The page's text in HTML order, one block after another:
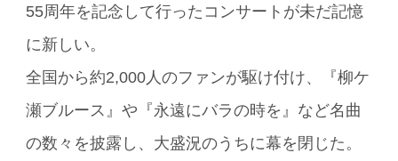
55周年を記念して行ったコンサートが未だ記憶
に新しい。
全国から約2,000人のファンが駆け付け、『柳ケ
瀬ブルース』や『永遠にバラの時を』など名曲
の数々を披露し、大盛況のうちに幕を閉じた。